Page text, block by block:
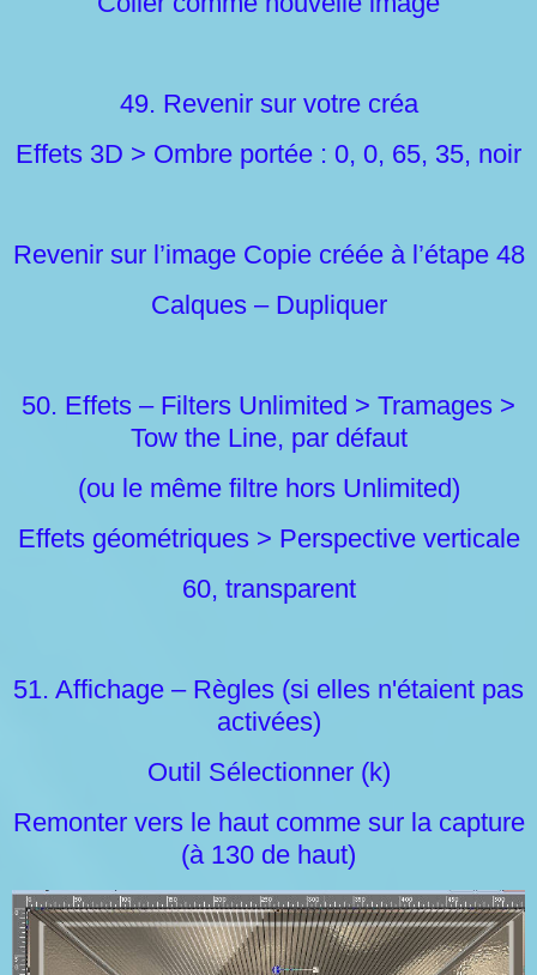
49. Revenir sur votre créa
Effets 3D > Ombre portée : 0, 0, 65, 35, noir
Revenir sur l’image Copie créée à l’étape 48
Calques – Dupliquer
50. Effets – Filters Unlimited > Tramages >
Tow the Line, par défaut
(ou le même filtre hors Unlimited)
Effets géométriques > Perspective verticale
60, transparent
51. Affichage – Règles (si elles n'étaient pas
activées)
Outil Sélectionner (k)
Remonter vers le haut comme sur la capture
(à 130 de haut)